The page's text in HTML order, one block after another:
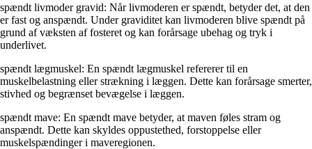
spændt livmoder gravid: Når livmoderen er spændt, betyder det, at den
er fast og anspændt. Under graviditet kan livmoderen blive spændt på
grund af væksten af fosteret og kan forårsage ubehag og tryk i
underlivet.
spændt lægmuskel: En spændt lægmuskel refererer til en
muskelbelastning eller strækning i læggen. Dette kan forårsage smerter,
stivhed og begrænset bevægelse i læggen.
spændt mave: En spændt mave betyder, at maven føles stram og
anspændt. Dette kan skyldes oppustethed, forstoppelse eller
muskelspændinger i maveregionen.